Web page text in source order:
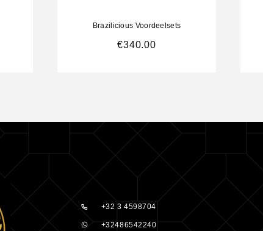
van de
van
Brazilicious Voordeelsets
€340.00
+32 3 4598704
+32486542240